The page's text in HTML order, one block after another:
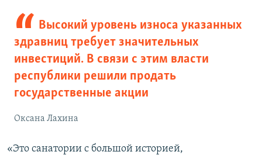
Высокий уровень износа указанных
здравниц требует значительных
инвестиций. В связи с этим власти
республики решили продать
государственные акции
Оксана Лахина
«Это санатории с большой историей,